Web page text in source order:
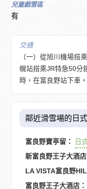
兒童戲雪區
有
交通
（一）從旭川機場搭
幌站搭乘JR特急50分
時，在富良野站下車。
鄰近滑雪場的日
富良野寶亭留：
日
新富良野王子大酒店
LA VISTA富良野
富良野王子大酒店：